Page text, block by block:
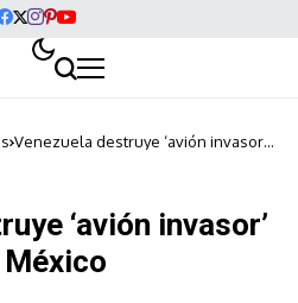
Venezuela destruye ‘avión invasor’
‘avión invasor’